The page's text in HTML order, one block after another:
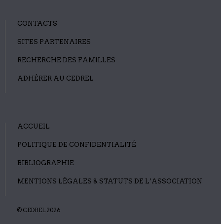
CONTACTS
SITES PARTENAIRES
RECHERCHE DES FAMILLES
ADHÉRER AU CEDREL
ACCUEIL
POLITIQUE DE CONFIDENTIALITÉ
BIBLIOGRAPHIE
MENTIONS LÉGALES & STATUTS DE L’ASSOCIATION
© CEDREL 2026